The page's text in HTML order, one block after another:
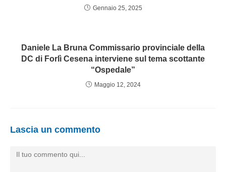
Gennaio 25, 2025
Daniele La Bruna Commissario provinciale della
DC di Forlì Cesena interviene sul tema scottante
“Ospedale”
Maggio 12, 2024
Lascia un commento